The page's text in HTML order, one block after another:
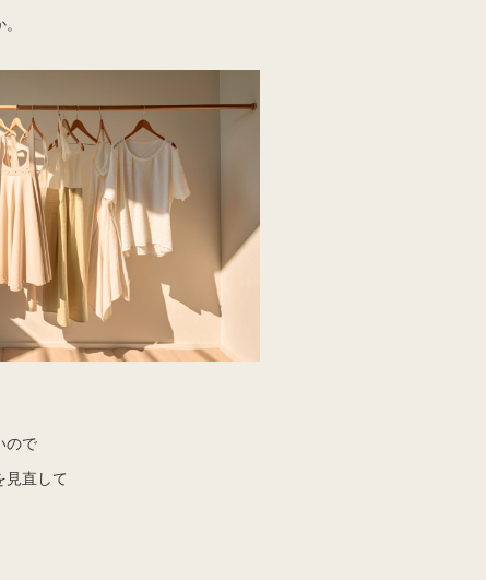
ので
見直して